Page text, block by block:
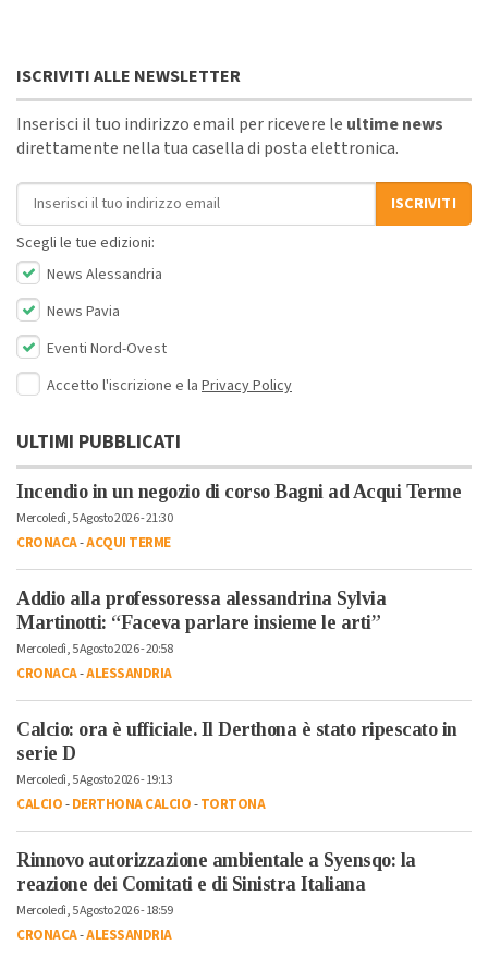
ISCRIVITI ALLE NEWSLETTER
Inserisci il tuo indirizzo email per ricevere le ultime news
direttamente nella tua casella di posta elettronica.
Indirizzo email
ISCRIVITI
Scegli le tue edizioni:
News Alessandria
News Pavia
Eventi Nord-Ovest
Accetto l'iscrizione e la Privacy Policy
ULTIMI PUBBLICATI
Incendio in un negozio di corso Bagni ad Acqui Terme
Mercoledì, 5 Agosto 2026 - 21:30
CRONACA-ACQUI TERME
Addio alla professoressa alessandrina Sylvia
Martinotti: “Faceva parlare insieme le arti”
Mercoledì, 5 Agosto 2026 - 20:58
CRONACA-ALESSANDRIA
Calcio: ora è ufficiale. Il Derthona è stato ripescato in
serie D
Mercoledì, 5 Agosto 2026 - 19:13
CALCIO-DERTHONA CALCIO-TORTONA
Rinnovo autorizzazione ambientale a Syensqo: la
reazione dei Comitati e di Sinistra Italiana
Mercoledì, 5 Agosto 2026 - 18:59
CRONACA-ALESSANDRIA